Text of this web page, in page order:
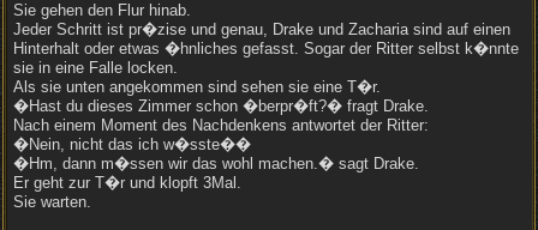
Sie gehen den Flur hinab.
Jeder Schritt ist pr�zise und genau, Drake und Zacharia sind auf einen
Hinterhalt oder etwas �hnliches gefasst. Sogar der Ritter selbst k�nnte
sie in eine Falle locken.
Als sie unten angekommen sind sehen sie eine T�r.
�Hast du dieses Zimmer schon �berpr�ft?� fragt Drake.
Nach einem Moment des Nachdenkens antwortet der Ritter:
�Nein, nicht das ich w�sste��
�Hm, dann m�ssen wir das wohl machen.� sagt Drake.
Er geht zur T�r und klopft 3Mal.
Sie warten.